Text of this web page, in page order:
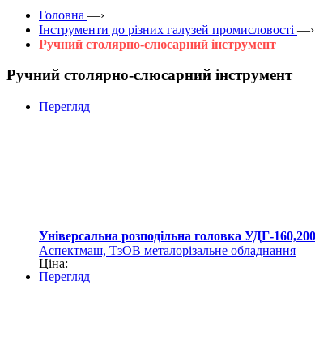
Головна —›
Інструменти до різних галузей промисловості —›
Ручний столярно-слюсарний інструмент
Ручний столярно-слюсарний інструмент
Перегляд
Універсальна розподільна головка УДГ-
Аспектмаш, ТзОВ металорізальне обладнання
Ціна:
Перегляд